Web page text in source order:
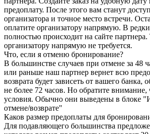
предоплату. После этого вам станут
организатора и точное место встречи.
оплатите организатору напрямую. В
полностью происходит на сайте партнера.
организатору напрямую не требуется.
Что, если я отменю бронирование?
В большинстве случаев при отмене за 48
или раньше наш партнер вернет всю
возврата будет зависеть от вашего банка,
не более 72 часов. Но обратите
условия. Обычно они выведены в блоке
отмене/возврате"
Каков размер предоплаты для
Для подавляющего большинства